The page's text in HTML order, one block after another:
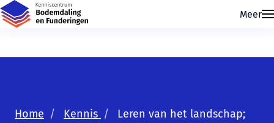
Meer
Home Kennis
Leren van het landschap;